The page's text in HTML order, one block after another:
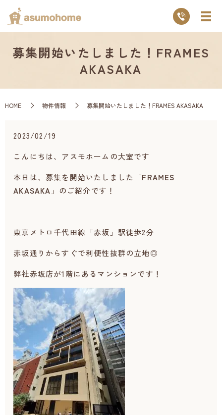
募集開始いたしました！FRAMES
AKASAKA
HOME 物件情報 募集開始いたしました！FRAMES AKASAKA
2023/02/19
こんにちは、アスモホームの大室です
本日は、募集を開始いたしました「FRAMES
AKASAKA 」のご紹介です！
東京メトロ千代田線「赤坂」駅徒歩2分
赤坂通りからすぐで利便性抜群の立地◎
弊社赤坂店が1階にあるマンションです！